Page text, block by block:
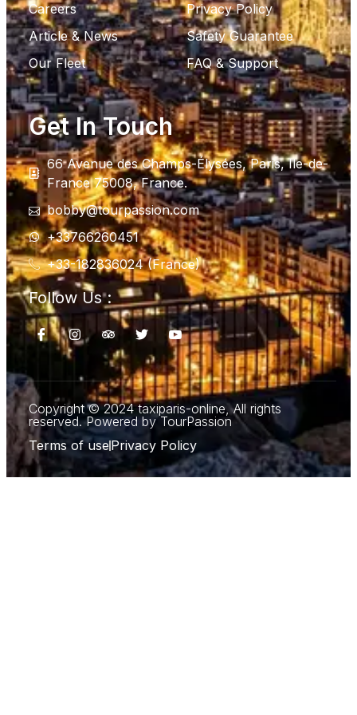
Careers
Article & News
Our Fleet
Privacy Policy
Safety Guarantee
FAQ & Support
Get In Touch
66 Avenue des Champs-Élysées, Paris, Ile-de-
France 75008, France.
bobby@tourpassion.com
+33766260451
+33-182836024 (France)
Follow Us :
Copyright © 2024 taxiparis-online, All rights
reserved. Powered by TourPassion
Terms of usePrivacy Policy